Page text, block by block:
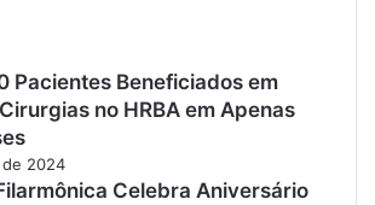
Pacientes Beneficiados em
no HRBA em Apenas
2024
Celebra Aniversário